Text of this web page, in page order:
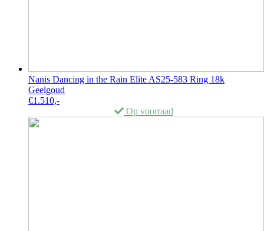
Nanis Dancing in the Rain Elite AS25-583 Ring 18k
Geelgoud
€1.510,-
Op voorraad